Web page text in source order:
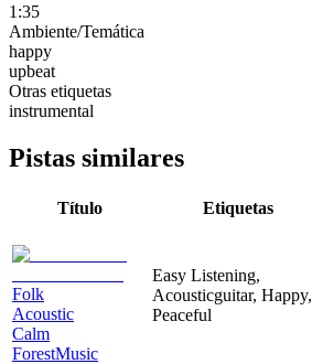
1:35
Ambiente/Temática
happy
upbeat
Otras etiquetas
instrumental
Pistas similares
Título Etiquetas
Folk
Acoustic
Calm
ForestMusic
Easy Listening,
Acousticguitar, Happy,
Peaceful